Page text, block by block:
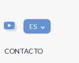
ES
CONTACTO